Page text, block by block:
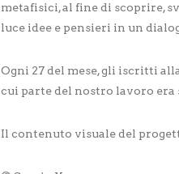
metafisici, al fine di scoprire,
luce idee e pensieri in un
Ogni 27 del mese, gli iscritti
cui parte del nostro lavoro
Il contenuto visuale del